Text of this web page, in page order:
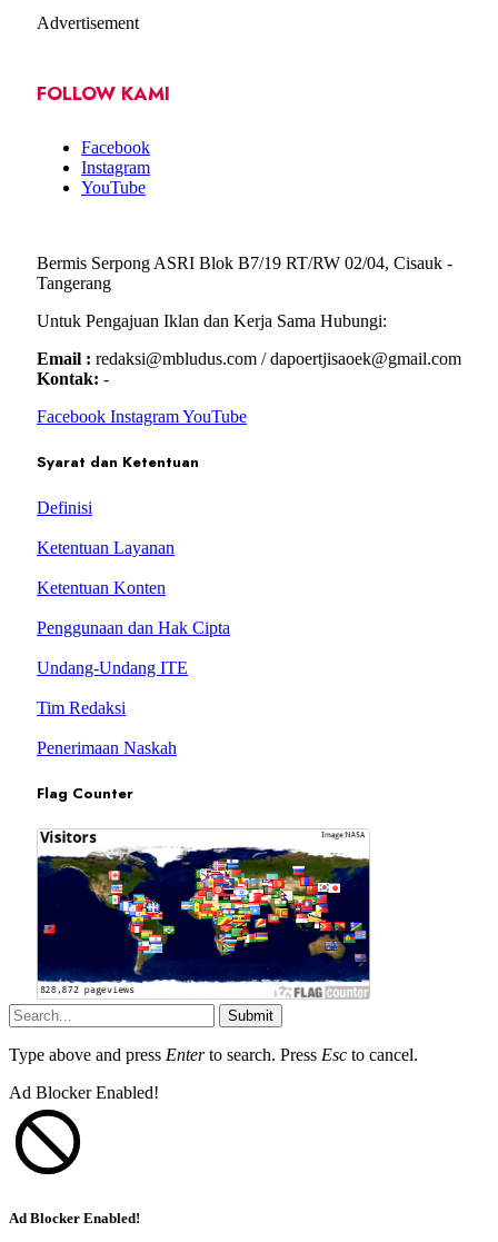
Advertisement
FOLLOW KAMI
Facebook
Instagram
YouTube
Bermis Serpong ASRI Blok B7/19 RT/RW 02/04, Cisauk -
Tangerang
Untuk Pengajuan Iklan dan Kerja Sama Hubungi:
Email : redaksi@mbludus.com / dapoertjisaoek@gmail.com
Kontak: -
Facebook InstagramYouTube
Syarat dan Ketentuan
Definisi
Ketentuan Layanan
Ketentuan Konten
Penggunaan dan Hak Cipta
Undang-Undang ITE
Tim Redaksi
Penerimaan Naskah
Flag Counter
Submit
Type above and press Enterto search. Press Esc to cancel.
Ad Blocker Enabled!
Ad Blocker Enabled!